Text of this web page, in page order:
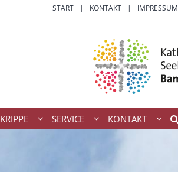
START KONTAKT IMPRESSUM
KRIPPE SERVICE KONTAKT